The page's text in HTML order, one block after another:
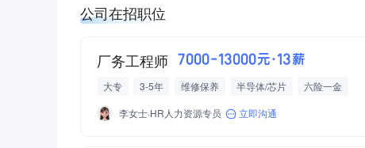
公司在招职位
厂务工程师 7000-13000元·13薪
大专 3-5年 维修保养 半导体/芯片
六险一金
李女士·HR人力资源专员
立即沟通